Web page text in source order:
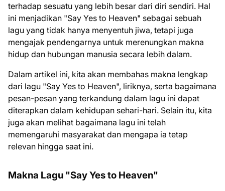
terhadap sesuatu yang lebih besar dari diri sendiri. Hal
ini menjadikan "Say Yes to Heaven" sebagai sebuah
lagu yang tidak hanya menyentuh jiwa, tetapi juga
mengajak pendengarnya untuk merenungkan makna
hidup dan hubungan manusia secara lebih dalam.
Dalam artikel ini, kita akan membahas makna lengkap
dari lagu "Say Yes to Heaven", liriknya, serta bagaimana
pesan-pesan yang terkandung dalam lagu ini dapat
diterapkan dalam kehidupan sehari-hari. Selain itu, kita
juga akan melihat bagaimana lagu ini telah
memengaruhi masyarakat dan mengapa ia tetap
relevan hingga saat ini.
Makna Lagu "Say Yes to Heaven"